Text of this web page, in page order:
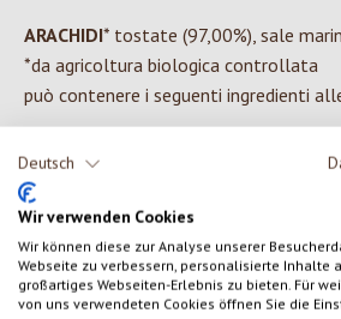
Deutsch
Wir verwenden Cookies
Wir können diese zur Analyse unserer
Webseite zu verbessern, personalisierte Inhalte
großartiges Webseiten-Erlebnis zu bieten. Für
von uns verwendeten Cookies öffnen Sie die
ARACHIDI* tostate (97,00%), sale
*da agricoltura biologica controllata
può contenere i seguenti ingredienti
0 di 0 valutazioni
Valutazione media di 0 su 5 stelle
Formula una valutazione!